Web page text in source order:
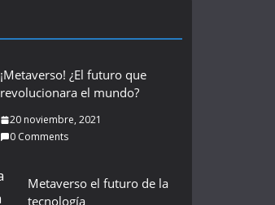
¡Metaverso! ¿El futuro que
revolucionara el mundo?
20 noviembre, 2021
0 Comments
Metaverso el futuro de la
tecnología